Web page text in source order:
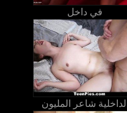
في داخل
الداخلية شاعر المليون